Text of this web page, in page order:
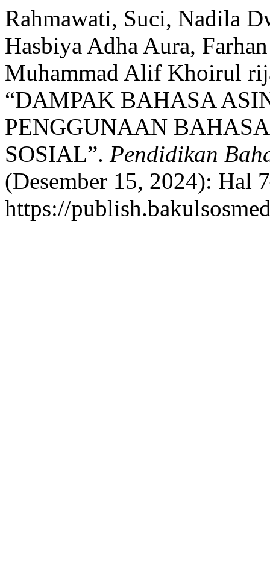
Rahmawati, Suci, Nadila
Hasbiya Adha Aura,
Muhammad Alif Khoirul
“DAMPAK BAHASA
PENGGUNAAN
SOSIAL”. Pendidikan
(Desember 15, 2024): Hal
https://